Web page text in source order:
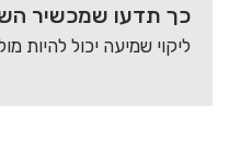
כך תדעו שמכשיר